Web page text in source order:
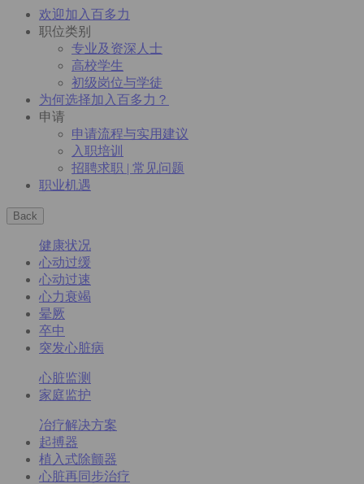
欢迎加入百多力
职位类别
专业及资深人士
高校学生
初级岗位与学徒
为何选择加入百多力？
申请
申请流程与实用建议
入职培训
招聘求职 | 常见问题
职业机遇
Back
健康状况
心动过缓
心动过速
心力衰竭
晕厥
卒中
突发心脏病
心脏监测
家庭监护
冶疗解决方案
起搏器
植入式除颤器
心脏再同步治疗